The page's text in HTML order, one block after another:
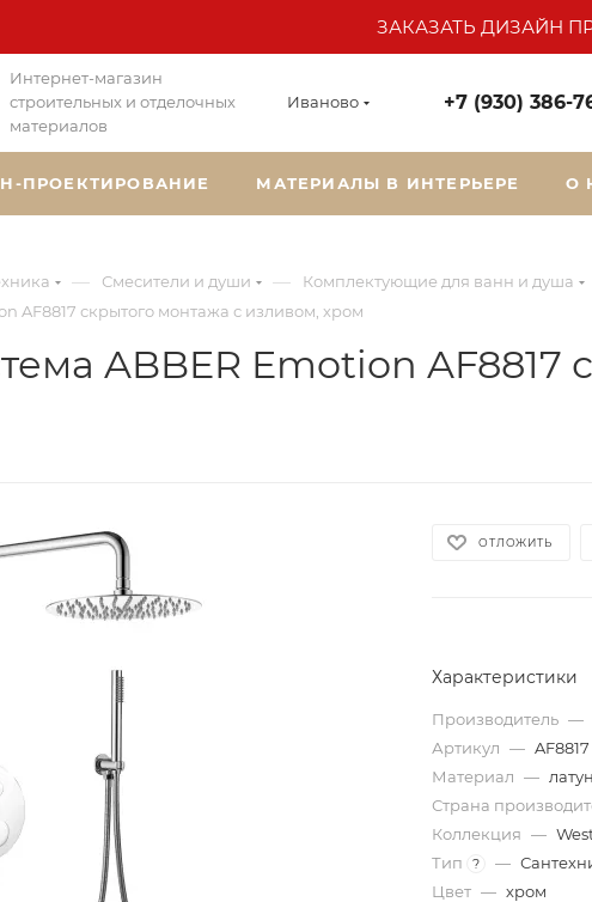
ЗАКАЗАТЬ ДИЗАЙН
Интернет-магазин
строительных и отделочных
материалов
Иваново +7 (930) 386-
ПРОЕКТИРОВАНИЕ МАТЕРИАЛЫ В ИНТЕРЬЕРЕ О
— Смесители и души — Комплектующие для ванн и душа
AF8817 скрытого монтажа с изливом, хром
ABBER Emotion AF8817
ОТЛОЖИТЬ
Характеристики
Производитель —
Артикул — AF8817
Материал —
Страна
Коллекция —
Тип
? —
Цвет — хром